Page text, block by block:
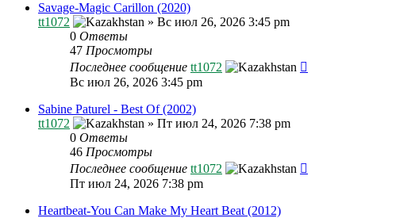
Savage-Magic Carillon (2020)
tt1072
» Вс июл 26, 2026 3:45 pm
0 Ответы
47 Просмотры
Последнее сообщение tt1072
Вс июл 26, 2026 3:45 pm
Sabine Paturel - Best Of (2002)
tt1072
» Пт июл 24, 2026 7:38 pm
0 Ответы
46 Просмотры
Последнее сообщение tt1072
Пт июл 24, 2026 7:38 pm
Heartbeat-You Can Make My Heart Beat (2012)